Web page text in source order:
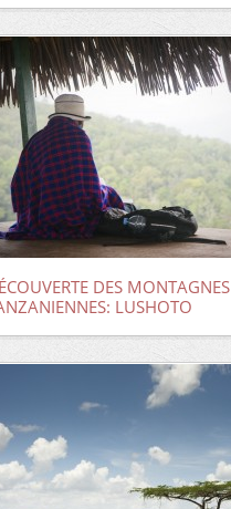
DES MONTAGNES
LUSHOTO